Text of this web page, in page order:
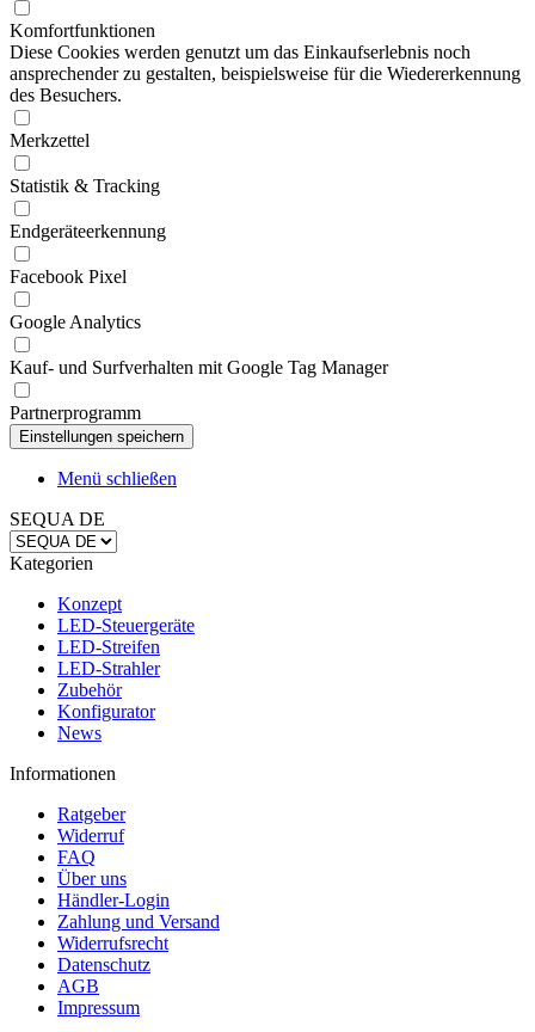
Komfortfunktionen
Diese Cookies werden genutzt um das Einkaufserlebnis noch
ansprechender zu gestalten, beispielsweise für die Wiedererkennung
des Besuchers.
Merkzettel
Statistik & Tracking
Endgeräteerkennung
Facebook Pixel
Google Analytics
Kauf- und Surfverhalten mit Google Tag Manager
Partnerprogramm
Menü schließen
SEQUA DE
Kategorien
Konzept
LED-Steuergeräte
LED-Streifen
LED-Strahler
Zubehör
Konfigurator
News
Informationen
Ratgeber
Widerruf
FAQ
Über uns
Händler-Login
Zahlung und Versand
Widerrufsrecht
Datenschutz
AGB
Impressum